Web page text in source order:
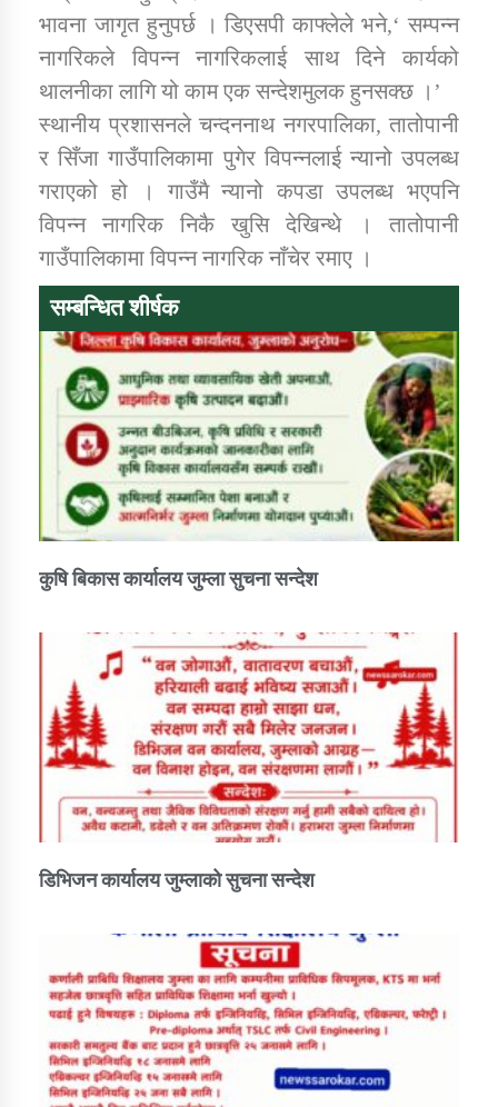
भावना जागृत हुनुपर्छ । डिएसपी काफ्लेले भने,‘ सम्पन्न
नागरिकले विपन्न नागरिकलाई साथ दिने कार्यको
थालनीका लागि यो काम एक सन्देशमुलक हुनसक्छ ।’
स्थानीय प्रशासनले चन्दननाथ नगरपालिका, तातोपानी
र सिँजा गाउँपालिकामा पुगेर विपन्नलाई न्यानो उपलब्ध
गराएको हो । गाउँमै न्यानो कपडा उपलब्ध भएपनि
विपन्न नागरिक निकै खुसि देखिन्थे । तातोपानी
गाउँपालिकामा विपन्न नागरिक नाँचेर रमाए ।
सम्बन्धित शीर्षक
कुषि बिकास कार्यालय जुम्ला सुचना सन्देश
डिभिजन कार्यालय जुम्लाको सुचना सन्देश